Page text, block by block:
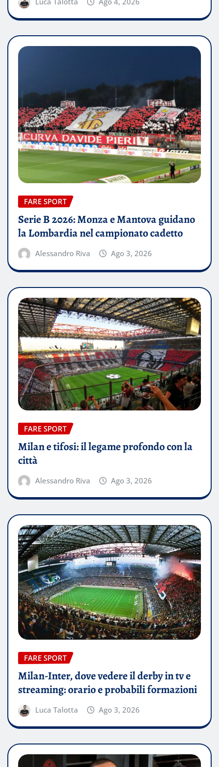
FARE SPORT
Serie B 2026: Monza e Mantova guidano
la Lombardia nel campionato cadetto
Alessandro Riva Ago 3, 2026
FARE SPORT
Milan e tifosi: il legame profondo con la
città
Alessandro Riva Ago 3, 2026
FARE SPORT
Milan-Inter, dove vedere il derby in tv e
streaming: orario e probabili formazioni
Luca Talotta Ago 3, 2026